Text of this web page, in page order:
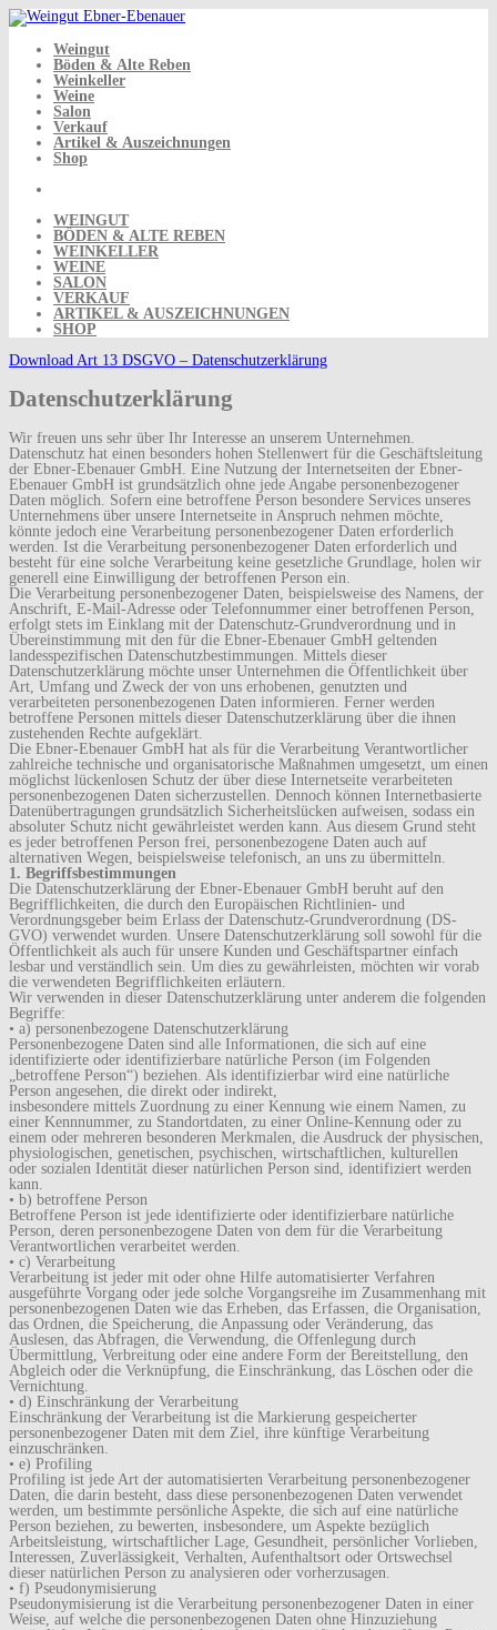
Skip
to
content Weingut
Böden & Alte Reben
Weinkeller
Weine
Salon
Verkauf
Artikel & Auszeichnungen
Shop
WEINGUT
BÖDEN & ALTE REBEN
WEINKELLER
WEINE
SALON
VERKAUF
ARTIKEL & AUSZEICHNUNGEN
SHOP
Download Art 13 DSGVO – Datenschutzerklärung
Datenschutzerklärung
Wir freuen uns sehr über Ihr Interesse an unserem Unternehmen.
Datenschutz hat einen besonders hohen Stellenwert für die Geschäftsleitung
der Ebner-Ebenauer GmbH. Eine Nutzung der Internetseiten der Ebner-
Ebenauer GmbH ist grundsätzlich ohne jede Angabe personenbezogener
Daten möglich. Sofern eine betroffene Person besondere Services unseres
Unternehmens über unsere Internetseite in Anspruch nehmen möchte,
könnte jedoch eine Verarbeitung personenbezogener Daten erforderlich
werden. Ist die Verarbeitung personenbezogener Daten erforderlich und
besteht für eine solche Verarbeitung keine gesetzliche Grundlage, holen wir
generell eine Einwilligung der betroffenen Person ein.
Die Verarbeitung personenbezogener Daten, beispielsweise des Namens, der
Anschrift, E-Mail-Adresse oder Telefonnummer einer betroffenen Person,
erfolgt stets im Einklang mit der Datenschutz-Grundverordnung und in
Übereinstimmung mit den für die Ebner-Ebenauer GmbH geltenden
landesspezifischen Datenschutzbestimmungen. Mittels dieser
Datenschutzerklärung möchte unser Unternehmen die Öffentlichkeit über
Art, Umfang und Zweck der von uns erhobenen, genutzten und
verarbeiteten personenbezogenen Daten informieren. Ferner werden
betroffene Personen mittels dieser Datenschutzerklärung über die ihnen
zustehenden Rechte aufgeklärt.
Die Ebner-Ebenauer GmbH hat als für die Verarbeitung Verantwortlicher
zahlreiche technische und organisatorische Maßnahmen umgesetzt, um einen
möglichst lückenlosen Schutz der über diese Internetseite verarbeiteten
personenbezogenen Daten sicherzustellen. Dennoch können Internetbasierte
Datenübertragungen grundsätzlich Sicherheitslücken aufweisen, sodass ein
absoluter Schutz nicht gewährleistet werden kann. Aus diesem Grund steht
es jeder betroffenen Person frei, personenbezogene Daten auch auf
alternativen Wegen, beispielsweise telefonisch, an uns zu übermitteln.
1. Begriffsbestimmungen
Die Datenschutzerklärung der Ebner-Ebenauer GmbH beruht auf den
Begrifflichkeiten, die durch den Europäischen Richtlinien- und
Verordnungsgeber beim Erlass der Datenschutz-Grundverordnung (DS-
GVO) verwendet wurden. Unsere Datenschutzerklärung soll sowohl für die
Öffentlichkeit als auch für unsere Kunden und Geschäftspartner einfach
lesbar und verständlich sein. Um dies zu gewährleisten, möchten wir vorab
die verwendeten Begrifflichkeiten erläutern.
Wir verwenden in dieser Datenschutzerklärung unter anderem die folgenden
Begriffe:
• a) personenbezogene Datenschutzerklärung
Personenbezogene Daten sind alle Informationen, die sich auf eine
identifizierte oder identifizierbare natürliche Person (im Folgenden
„betroffene Person“) beziehen. Als identifizierbar wird eine natürliche
Person angesehen, die direkt oder indirekt,
insbesondere mittels Zuordnung zu einer Kennung wie einem Namen, zu
einer Kennnummer, zu Standortdaten, zu einer Online-Kennung oder zu
einem oder mehreren besonderen Merkmalen, die Ausdruck der physischen,
physiologischen, genetischen, psychischen, wirtschaftlichen, kulturellen
oder sozialen Identität dieser natürlichen Person sind, identifiziert werden
kann.
• b) betroffene Person
Betroffene Person ist jede identifizierte oder identifizierbare natürliche
Person, deren personenbezogene Daten von dem für die Verarbeitung
Verantwortlichen verarbeitet werden.
• c) Verarbeitung
Verarbeitung ist jeder mit oder ohne Hilfe automatisierter Verfahren
ausgeführte Vorgang oder jede solche Vorgangsreihe im Zusammenhang mit
personenbezogenen Daten wie das Erheben, das Erfassen, die Organisation,
das Ordnen, die Speicherung, die Anpassung oder Veränderung, das
Auslesen, das Abfragen, die Verwendung, die Offenlegung durch
Übermittlung, Verbreitung oder eine andere Form der Bereitstellung, den
Abgleich oder die Verknüpfung, die Einschränkung, das Löschen oder die
Vernichtung.
• d) Einschränkung der Verarbeitung
Einschränkung der Verarbeitung ist die Markierung gespeicherter
personenbezogener Daten mit dem Ziel, ihre künftige Verarbeitung
einzuschränken.
• e) Profiling
Profiling ist jede Art der automatisierten Verarbeitung personenbezogener
Daten, die darin besteht, dass diese personenbezogenen Daten verwendet
werden, um bestimmte persönliche Aspekte, die sich auf eine natürliche
Person beziehen, zu bewerten, insbesondere, um Aspekte bezüglich
Arbeitsleistung, wirtschaftlicher Lage, Gesundheit, persönlicher Vorlieben,
Interessen, Zuverlässigkeit, Verhalten, Aufenthaltsort oder Ortswechsel
dieser natürlichen Person zu analysieren oder vorherzusagen.
• f) Pseudonymisierung
Pseudonymisierung ist die Verarbeitung personenbezogener Daten in einer
Weise, auf welche die personenbezogenen Daten ohne Hinzuziehung